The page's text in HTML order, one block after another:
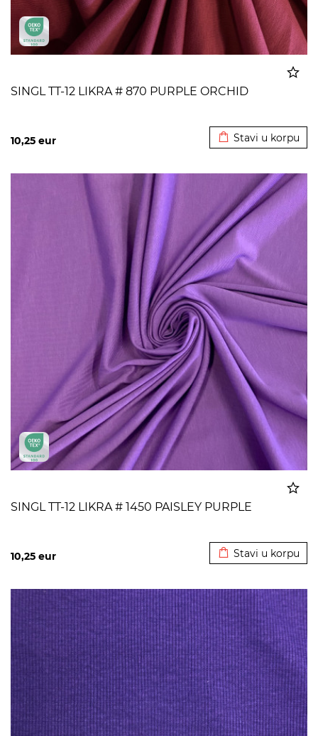
SINGL TT-12 LIKRA # 870 PURPLE ORCHID
10,25 eur Stavi u korpu
SINGL TT-12 LIKRA # 1450 PAISLEY PURPLE
10,25 eur Stavi u korpu